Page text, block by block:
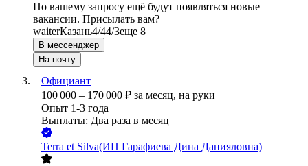
По вашему запросу ещё будут появляться новые
вакансии. Присылать вам?
waiterКазань4/44/3еще 8
В мессенджер
На почту
Официант
100 000 – 170 000 ₽ за месяц, на руки
Опыт 1-3 года
Выплаты: Два раза в месяц
Terra et Silva(ИП Гарафиева Дина Данияловна)